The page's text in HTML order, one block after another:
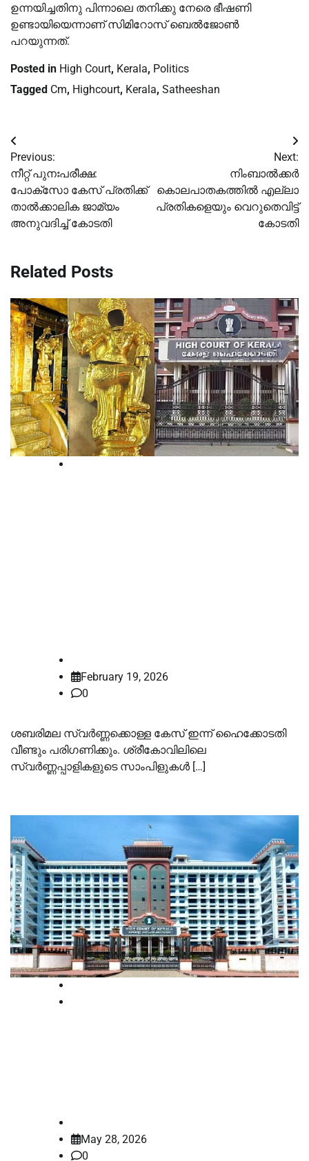
ഉന്നയിച്ചതിനു പിന്നാലെ തനിക്കു നേരെ ഭീഷണി
ഉണ്ടായിയെന്നാണ് സിമിറോസ് ബെല്‍ജോണ്‍
പറയുന്നത്.
Posted in High Court, Kerala, Politics
Tagged Cm, Highcourt, Kerala, Satheeshan
Post
navigation
Previous:
നീറ്റ് പുനഃപരീക്ഷ:
പോക്സോ കേസ് പ്രതിക്ക്
താൽക്കാലിക ജാമ്യം
അനുവദിച്ച് കോടതി
Next:
നിംബാൽക്കർ
കൊലപാതകത്തിൽ എല്ലാ
പ്രതികളെയും വെറുതെവിട്ട്
കോടതി
Related Posts
February 19, 2026
0
ശബരിമല സ്വർണ്ണക്കൊള്ള കേസ് ഇന്ന് ഹൈക്കോടതി
വീണ്ടും പരിഗണിക്കും. ശ്രീകോവിലിലെ
സ്വർണ്ണപ്പാളികളുടെ സാംപിളുകള്‍ […]
May 28, 2026
0